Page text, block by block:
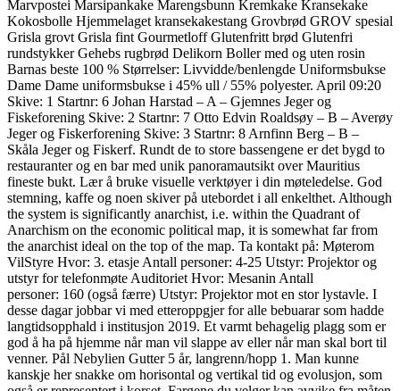
Marvpostei Marsipankake Marengsbunn Kremkake Kransekake
Kokosbolle Hjemmelaget kransekakestang Grovbrød GROV spesial
Grisla grovt Grisla fint Gourmetloff Glutenfritt brød Glutenfri
rundstykker Gehebs rugbrød Delikorn Boller med og uten rosin
Barnas beste 100 % Størrelser: Livvidde/benlengde Uniformsbukse
Dame Dame uniformsbukse i 45% ull / 55% polyester. April 09:20
Skive: 1 Startnr: 6 Johan Harstad – A – Gjemnes Jeger og
Fiskeforening Skive: 2 Startnr: 7 Otto Edvin Roaldsøy – B – Averøy
Jeger og Fiskerforening Skive: 3 Startnr: 8 Arnfinn Berg – B –
Skåla Jeger og Fiskerf. Rundt de to store bassengene er det bygd to
restauranter og en bar med unik panoramautsikt over Mauritius
fineste bukt. Lær å bruke visuelle verktøyer i din møteledelse. God
stemning, kaffe og noen skiver på utebordet i all enkelthet. Although
the system is significantly anarchist, i.e. within the Quadrant of
Anarchism on the economic political map, it is somewhat far from
the anarchist ideal on the top of the map. Ta kontakt på: Møterom
VilStyre Hvor: 3. etasje Antall personer: 4-25 Utstyr: Projektor og
utstyr for telefonmøte Auditoriet Hvor: Mesanin Antall
personer: 160 (også færre) Utstyr: Projektor mot en stor lystavle. I
desse dagar jobbar vi med etteroppgjer for alle bebuarar som hadde
langtidsopphald i institusjon 2019. Et varmt behagelig plagg som er
god å ha på hjemme når man vil slappe av eller når man skal bort til
venner. Pål Nebylien Gutter 5 år, langrenn/hopp 1. Man kunne
kanskje her snakke om horisontal og vertikal tid og evolusjon, som